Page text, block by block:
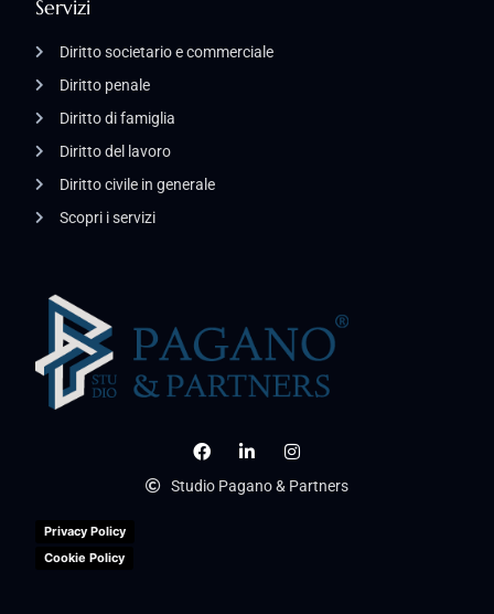
Studio Pagano & Partners
Privacy Policy
Cookie Policy
Servizi
Diritto societario e commerciale
Diritto penale
Diritto di famiglia
Diritto del lavoro
Diritto civile in generale
Scopri i servizi